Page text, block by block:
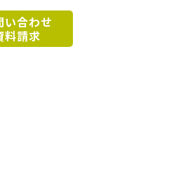
い合わせ
料請求